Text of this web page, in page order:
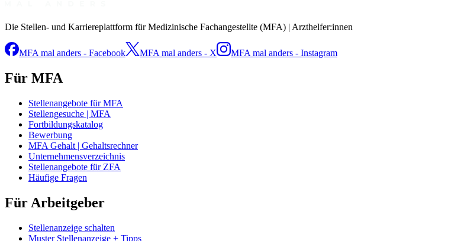
Die Stellen- und Karriereplattform für Medizinische Fachangestellte (MFA) | Arzthelfer:innen
MFA mal anders - Facebook MFA mal anders - X MFA mal anders - Instagram
Für MFA
Stellenangebote für MFA
Stellengesuche | MFA
Fortbildungskatalog
Bewerbung
MFA Gehalt | Gehaltsrechner
Unternehmensverzeichnis
Stellenangebote für ZFA
Häufige Fragen
Für Arbeitgeber
Stellenanzeige schalten
Muster Stellenanzeige + Tipps